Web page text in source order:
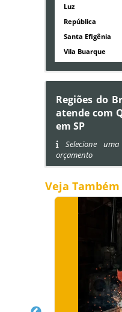
Luz
República
Santa Efigênia
Vila Buarque
Regiões do
atende com
em SP
Selecione
orçamento
Veja Também